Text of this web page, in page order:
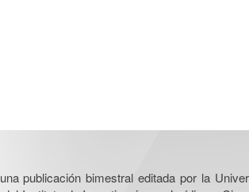
publicación bimestral editada por la